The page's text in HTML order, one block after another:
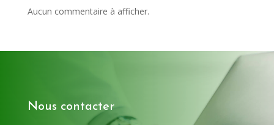
Aucun commentaire à afficher.
Nous contacter